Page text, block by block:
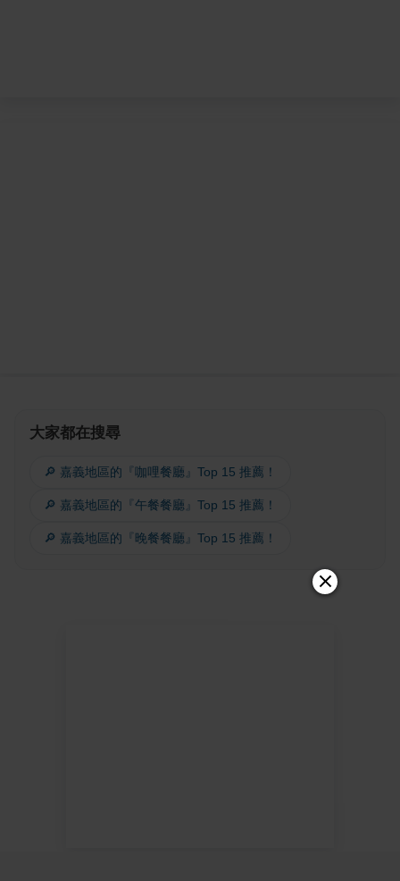
大家都在搜尋
🔎 嘉義地區的『咖哩餐廳』Top 15 推薦！
🔎 嘉義地區的『午餐餐廳』Top 15 推薦！
🔎 嘉義地區的『晚餐餐廳』Top 15 推薦！